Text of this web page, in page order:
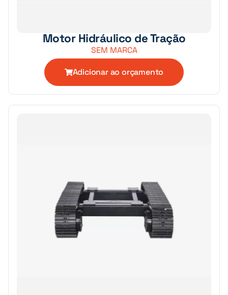
Motor Hidráulico de Tração
SEM MARCA
Adicionar ao orçamento